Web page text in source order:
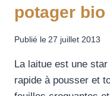
potager bio
Publié le 27 juillet 2013
La laitue est une
rapide à pousser et